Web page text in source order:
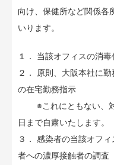
向け、保健所など関係各
いります。
１． 当該オフィスの消
２． 原則、大阪本社に
の在宅勤務指示
※これにともない、対
日まで自粛いたします。
３． 感染者の当該オフ
者への濃厚接触者の調査